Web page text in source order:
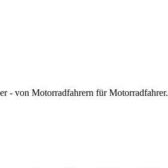
- von Motorradfahrern für Motorradfahrer.